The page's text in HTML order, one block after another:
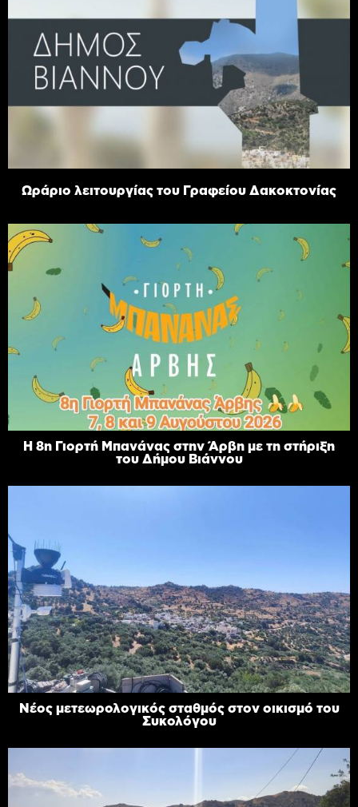
Ωράριο λειτουργίας του Γραφείου Δακοκτονίας
Η 8η Γιορτή Μπανάνας στην Άρβη με τη στήριξη
του Δήμου Βιάννου
Νέος μετεωρολογικός σταθμός στον οικισμό του
Συκολόγου